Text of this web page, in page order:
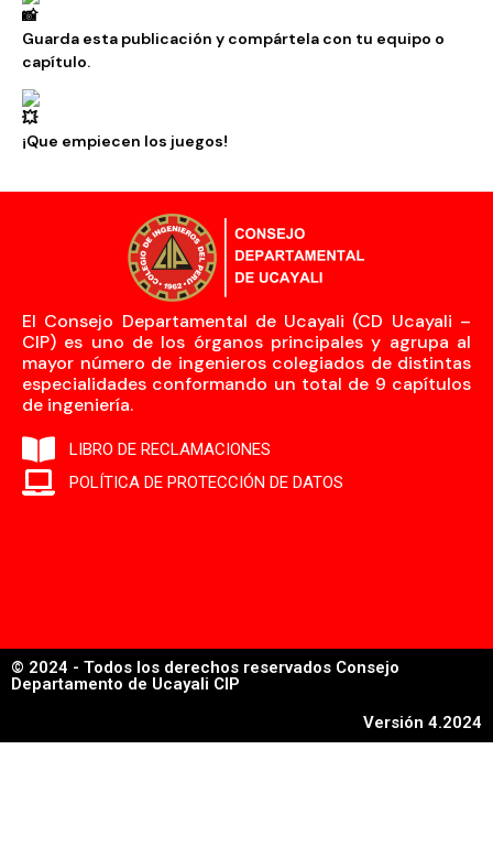
Guarda esta publicación y compártela con tu equipo o
capítulo.
¡Que empiecen los juegos!
El Consejo Departamental de Ucayali (CD Ucayali –
CIP) es uno de los órganos principales y agrupa al
mayor número de ingenieros colegiados de distintas
especialidades conformando un total de 9 capítulos
de ingeniería.
LIBRO DE RECLAMACIONES
POLÍTICA DE PROTECCIÓN DE DATOS
© 2024 - Todos los derechos reservados Consejo
Departamento de Ucayali CIP
Versión 4.2024